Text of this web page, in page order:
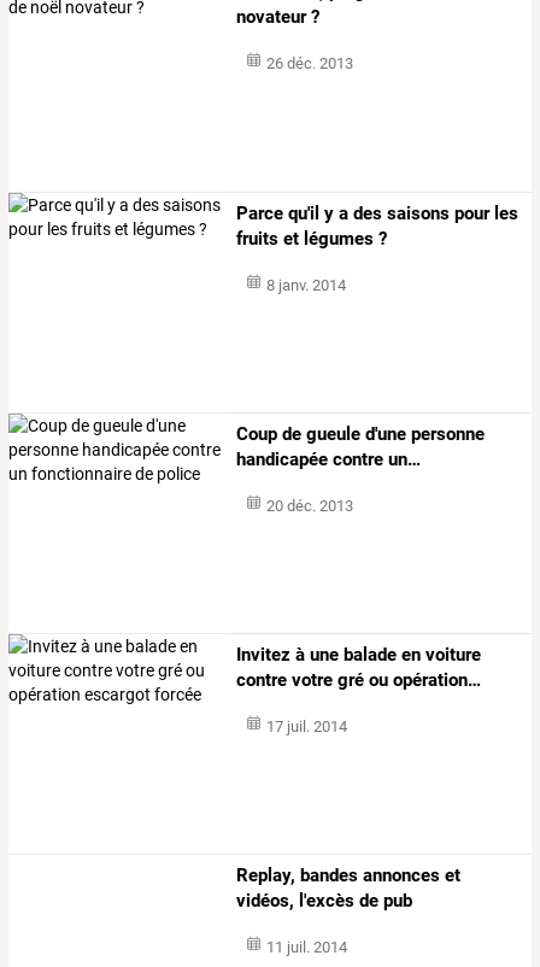
novateur ?
26 déc. 2013
Parce qu'il y a des saisons pour les
fruits et légumes ?
8 janv. 2014
Coup de gueule d'une personne
handicapée contre un…
20 déc. 2013
Invitez à une balade en voiture
contre votre gré ou opération…
17 juil. 2014
Replay, bandes annonces et
vidéos, l'excès de pub
11 juil. 2014